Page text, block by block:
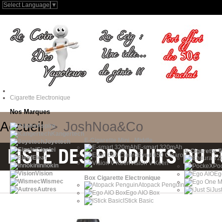
Cigarette Electronique
Nos Marques
Aspire
Kangertech
Joyetech
Sigelei
Eleaf
Innokin
Vision
Wismec
Autres
E-Cigarette Mini - Middle
E-smart 320mAh
Evod 650 Clearo
Vision V-Keen
Box Cigarette Electronique
Atopack Penguin
Ego AIO Box
IStick Basic
E-Cigarette
Select Language ▼
Accueil > JoshNoa&Co
LISTE DES PRODUITS DU